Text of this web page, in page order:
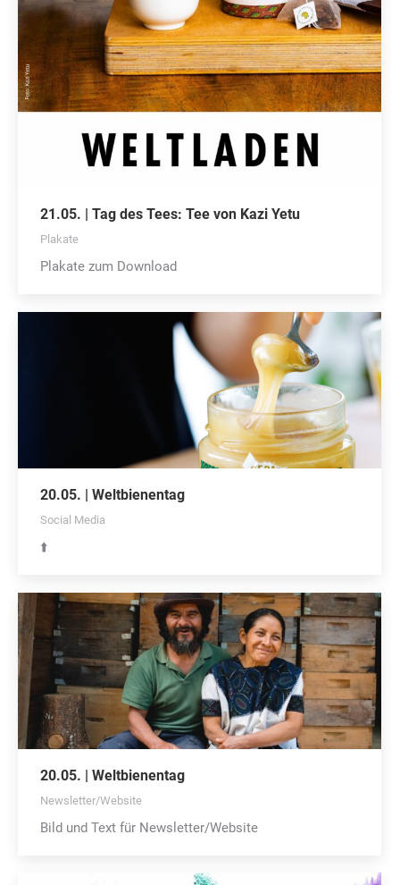
21.05. | Tag des Tees: Tee von Kazi Yetu
Plakate
Plakate zum Download
20.05. | Weltbienentag
Social Media
⬆️
20.05. | Weltbienentag
Newsletter/Website
Bild und Text für Newsletter/Website